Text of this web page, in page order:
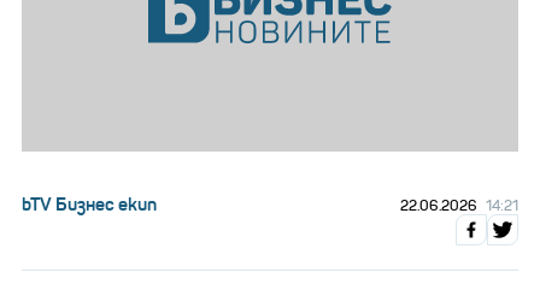
bTV Бизнес екип 22.06.2026 14:21